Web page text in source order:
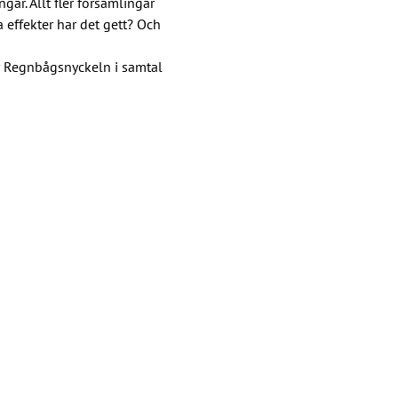
har det gett? Och
i samtal